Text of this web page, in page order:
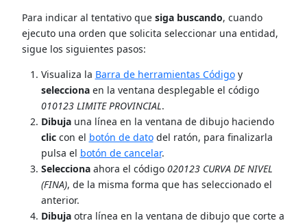
Para indicar al tentativo que siga buscando, cuando
ejecuto una orden que solicita seleccionar una entidad,
sigue los siguientes pasos:
Visualiza la Barra de herramientas Códigoy
seleccionaen la ventana desplegable el código
010123 LIMITE PROVINCIAL.
Dibujauna línea en la ventana de dibujo haciendo
cliccon el botón de datodel ratón, para finalizarla
pulsa el botón de cancelar.
Seleccionaahora el código 020123 CURVA DE NIVEL
(FINA), de la misma forma que has seleccionado el
anterior.
Dibujaotra línea en la ventana de dibujo que corte a